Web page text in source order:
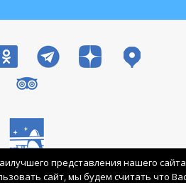
2026 ГМИК им. К.Э. Циолковского
Карта сайта
представления нашего
сайт, мы будем считать что